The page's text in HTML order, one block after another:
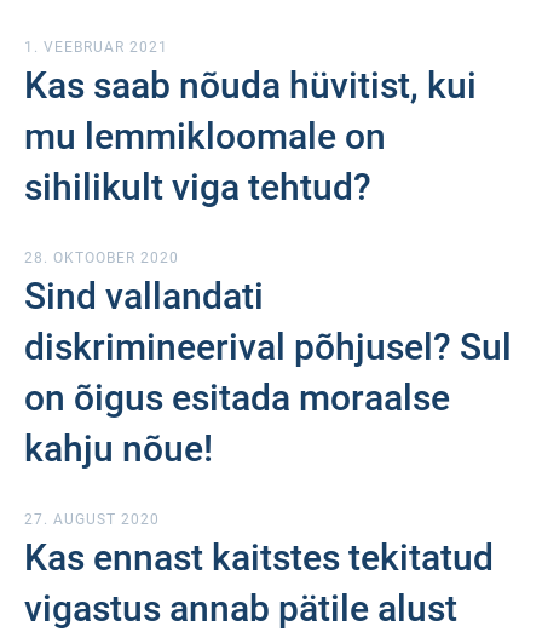
1. VEEBRUAR 2021
Kas saab nõuda hüvitist, kui
mu lemmikloomale on
sihilikult viga tehtud?
28. OKTOOBER 2020
Sind vallandati
diskrimineerival põhjusel? Sul
on õigus esitada moraalse
kahju nõue!
27. AUGUST 2020
Kas ennast kaitstes tekitatud
vigastus annab pätile alust